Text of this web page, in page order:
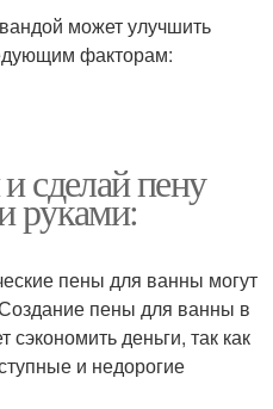
может улучшить
факторам:
сделай пену
руками:
пены для ванны могут
пены для ванны в
деньги, так как
и недорогие